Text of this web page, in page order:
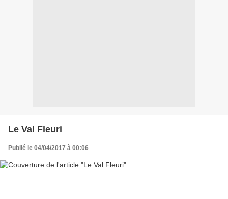
Le Val Fleuri
Publié le 04/04/2017 à 00:06